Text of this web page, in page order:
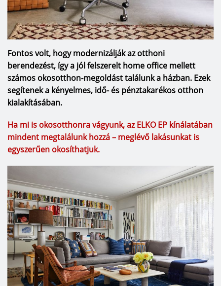
Fontos volt, hogy modernizálják az otthoni
berendezést, így a jól felszerelt home office mellett
számos okosotthon-megoldást találunk a házban. Ezek
segítenek a kényelmes, idő- és pénztakarékos otthon
kialakításában.
Ha mi is okosotthonra vágyunk, az ELKO EP kínálatában
mindent megtalálunk hozzá – meglévő lakásunkat is
egyszerűen okosíthatjuk.